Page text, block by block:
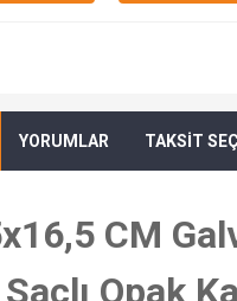
YORUMLAR TAKSİT
CM
Opak